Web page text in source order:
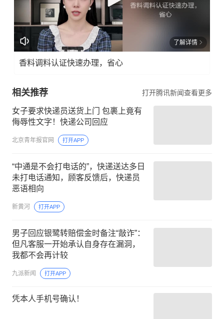
了解详情
香料调料认证快速办理，省心
相关推荐 打开腾讯新闻查看更多
女子要求快递员送货上门 包裹上竟有
侮辱性文字！快递公司回应
北京青年报官网 打开APP
“中通是不会打电话的”，快递送达多日
未打电话通知，顾客反馈后，快递员
恶语相向
新黄河 打开APP
男子回应银鹭转赔偿金时备注“敲诈”：
但凡客服一开始承认自身存在漏洞，
我都不会再计较
九派新闻 打开APP
凭本人手机号确认！